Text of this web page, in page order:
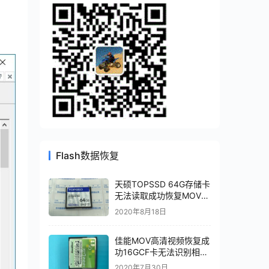
Flash数据恢复
天硕TOPSSD 64G存储卡
无法读取成功恢复MOV视
频文件
2020年8月18日
佳能MOV高清视频恢复成
功16GCF卡无法识别相机
卡损坏SM2232T恢复成